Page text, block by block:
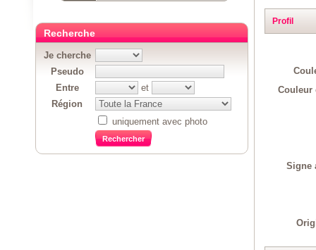
Profil
Couleur
Signe
Recherche
Je cherche
Pseudo
Entre
et
Région
uniquement avec photo